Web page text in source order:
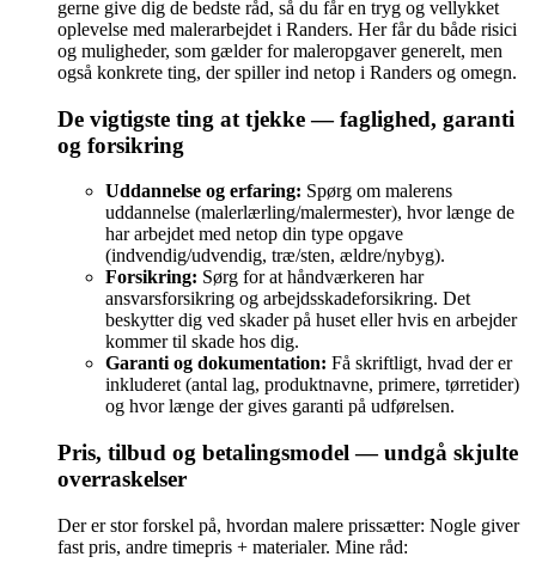
gerne give dig de bedste råd, så du får en tryg og vellykket
oplevelse med malerarbejdet i Randers. Her får du både risici
og muligheder, som gælder for maleropgaver generelt, men
også konkrete ting, der spiller ind netop i Randers og omegn.
De vigtigste ting at tjekke — faglighed, garanti
og forsikring
Uddannelse og erfaring: Spørg om malerens
uddannelse (malerlærling/malermester), hvor længe de
har arbejdet med netop din type opgave
(indvendig/udvendig, træ/sten, ældre/nybyg).
Forsikring: Sørg for at håndværkeren har
ansvarsforsikring og arbejdsskadeforsikring. Det
beskytter dig ved skader på huset eller hvis en arbejder
kommer til skade hos dig.
Garanti og dokumentation: Få skriftligt, hvad der er
inkluderet (antal lag, produktnavne, primere, tørretider)
og hvor længe der gives garanti på udførelsen.
Pris, tilbud og betalingsmodel — undgå skjulte
overraskelser
Der er stor forskel på, hvordan malere prissætter: Nogle giver
fast pris, andre timepris + materialer. Mine råd: